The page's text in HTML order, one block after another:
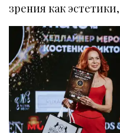
зрения как